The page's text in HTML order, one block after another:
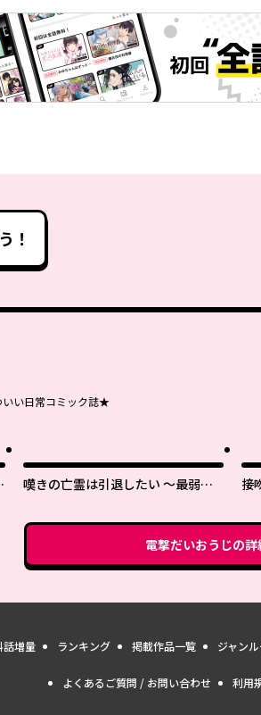
！
いい日常コミック誌★
嘆きの亡霊は引退したい ～最弱ハ
接
し
電撃だいおうじの詳
話増量 ランキング 掲載作品一覧 ジャン
よくあるご質問 / お問い合わせ 利用